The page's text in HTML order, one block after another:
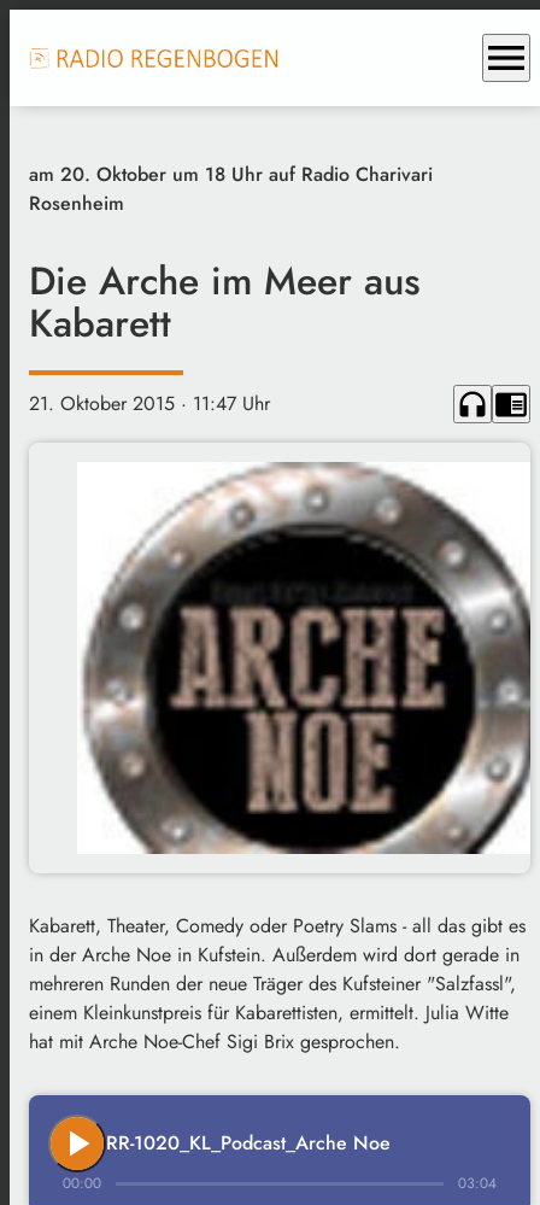
menu
am 20. Oktober um 18 Uhr auf Radio Charivari
Rosenheim
Die Arche im Meer aus
Kabarett
21. Oktober 2015 · 11:47 Uhr headphones chrome_reader_mode
Kabarett, Theater, Comedy oder Poetry Slams - all das gibt es
in der Arche Noe in Kufstein. Außerdem wird dort gerade in
mehreren Runden der neue Träger des Kufsteiner "Salzfassl",
einem Kleinkunstpreis für Kabarettisten, ermittelt. Julia Witte
hat mit Arche Noe-Chef Sigi Brix gesprochen.
play_arrow RR-1020_KL_Podcast_Arche Noe
00:00 03:04